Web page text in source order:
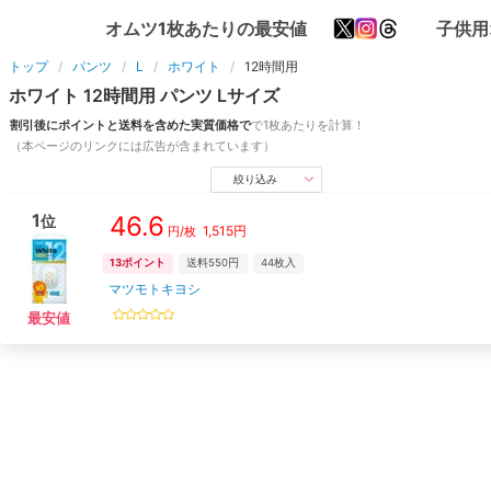
オムツ1枚あたりの最安値 子供
トップ パンツ L ホワイト 12時間用
ホワイト 12時間用 パンツ Lサイズ
割引後にポイントと送料を含めた実質価格でで1枚あたりを計算！
（本ページのリンクには広告が含まれています）
絞り込み
1位
最安値
46.6 円/枚 1,515円
13ポイント 送料550円 44枚入
マツモトキヨシ